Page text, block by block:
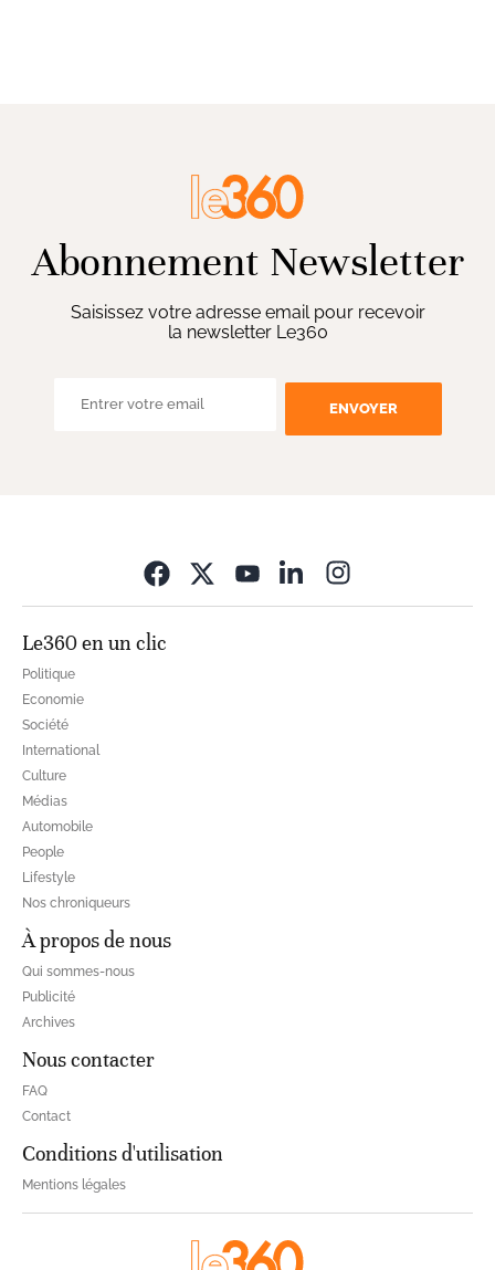
Abonnement Newsletter
Saisissez votre adresse email pour recevoir
la newsletter Le360
ENVOYER
Le360 en un clic
Politique
Economie
Société
International
Culture
Médias
Automobile
People
Lifestyle
Nos chroniqueurs
À propos de nous
Qui sommes-nous
Publicité
Archives
Nous contacter
FAQ
Contact
Conditions d'utilisation
Mentions légales